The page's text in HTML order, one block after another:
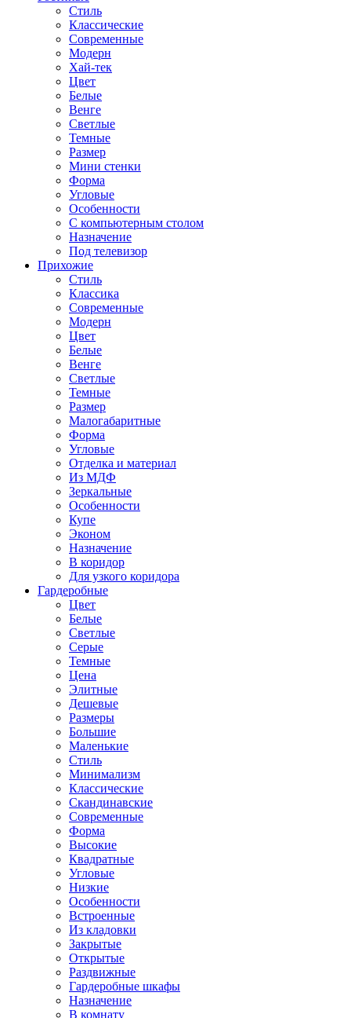
Стиль
Классические
Современные
Модерн
Хай-тек
Цвет
Белые
Венге
Светлые
Темные
Размер
Мини стенки
Форма
Угловые
Особенности
С компьютерным столом
Назначение
Под телевизор
Прихожие
Стиль
Классика
Современные
Модерн
Цвет
Белые
Венге
Светлые
Темные
Размер
Малогабаритные
Форма
Угловые
Отделка и материал
Из МДФ
Зеркальные
Особенности
Купе
Эконом
Назначение
В коридор
Для узкого коридора
Гардеробные
Цвет
Белые
Светлые
Серые
Темные
Цена
Элитные
Дешевые
Размеры
Большие
Маленькие
Стиль
Минимализм
Классические
Скандинавские
Современные
Форма
Высокие
Квадратные
Угловые
Низкие
Особенности
Встроенные
Из кладовки
Закрытые
Открытые
Раздвижные
Гардеробные шкафы
Назначение
В комнату